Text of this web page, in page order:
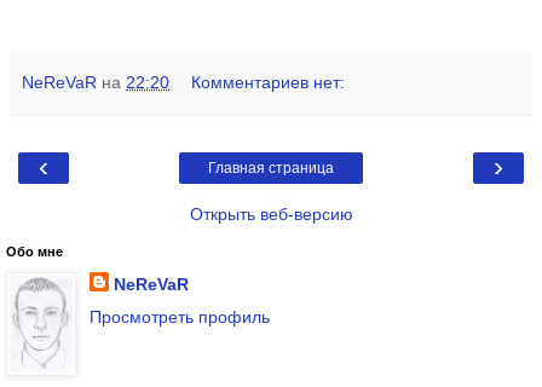
NeReVaR на 22:20 Комментариев нет:
‹ ›
Главная страница
Открыть веб-версию
Обо мне
NeReVaR
Просмотреть профиль